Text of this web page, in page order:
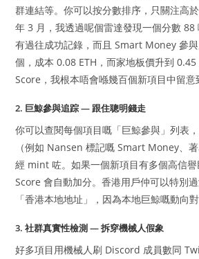
群連結等。你可以按分數排序，只關注高
年 3 月，我透過呢個雷達發現一個分數 88
有過往成功記錄，而且 Smart Money 參
個，成本 0.08 ETH，而家地板價升到
Score，我根本唔會喺幾百個新項目中留意
2. 巨鯨參與追踪 — 跟住聰明錢走
你可以查閱每個項目嘅「巨鯨參與」列表
（例如 Nansen 標記嘅 Smart Money、
經 mint 咗。如果一個新項目有多個高信
Score 會自動加分。香港用戶仲可以特別
「香港本地地址」，因為本地巨鯨嘅動向
3. 社群真實性檢測 — 拆穿機械人假象
好多項目用機械人刷 Discord 成員數同